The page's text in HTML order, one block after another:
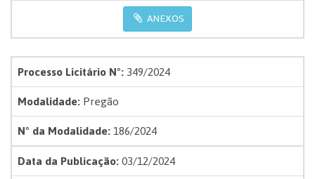
ANEXOS
Processo Licitário Nº:349/2024
Modalidade:Pregão
Nº da Modalidade:186/2024
Data da Publicação:03/12/2024